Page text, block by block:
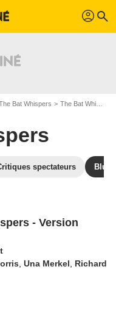
profil search
Bat Whispers The Bat Whispers en DVD
spectateurs Blu-
- Version
,Una Merkel
Richard